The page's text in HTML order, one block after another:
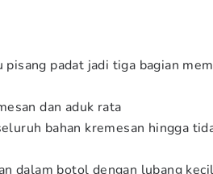
pisang padat jadi tiga bagian
dan aduk rata
bahan kremesan hingga
dalam botol dengan lubang